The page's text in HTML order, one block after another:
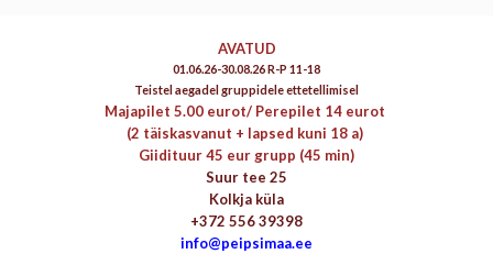
AVATUD
01.06.26-30.08.26 R-P 11-18
Teistel aegadel gruppidele ettetellimisel
Majapilet 5.00 eurot/ Perepilet 14 eurot
(2 täiskasvanut + lapsed kuni 18 a)
Giidituur 45 eur grupp (45 min)
Suur tee 25
Kolkja küla
+372 556 39398
info@peipsimaa.ee